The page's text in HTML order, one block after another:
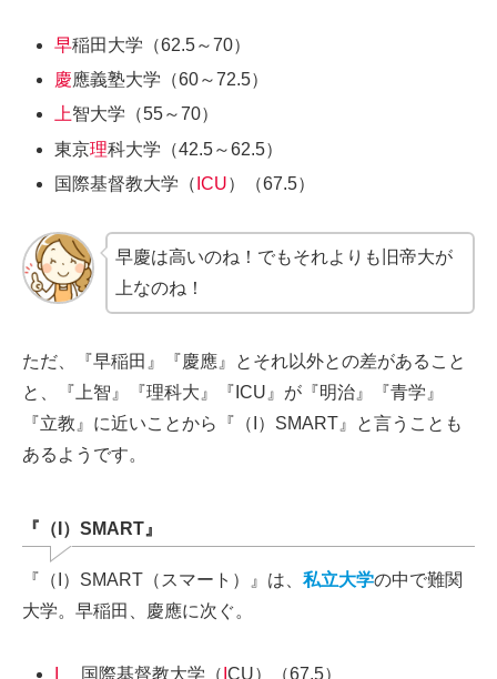
早稲田大学（62.5～70）
慶應義塾大学（60～72.5）
上智大学（55～70）
東京理科大学（42.5～62.5）
国際基督教大学（ ICU）（67.5）
早慶は高いのね！でもそれよりも旧帝大が
上なのね！
ただ、『早稲田』『慶應』とそれ以外との差があること
と、『上智』『理科大』『ICU』が『明治』『青学』
『立教』に近いことから『（I）SMART』と言うことも
あるようです。
『（I）SMART』
『（I）SMART（スマート）』は、 私立大学の中で難関
大学。早稲田、慶應に次ぐ。
国際基督教大学（ ICU）（67.5）